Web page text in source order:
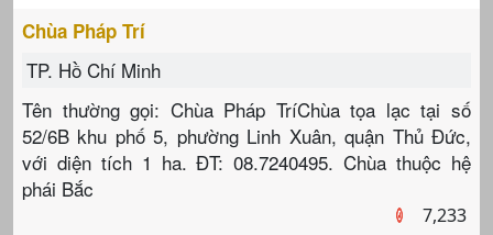
Chùa Pháp Trí
TP. Hồ Chí Minh
Tên thường gọi: Chùa Pháp TríChùa tọa lạc tại số
52/6B khu phố 5, phường Linh Xuân, quận Thủ Đức,
với diện tích 1 ha. ĐT: 08.7240495. Chùa thuộc hệ
phái Bắc
7,233